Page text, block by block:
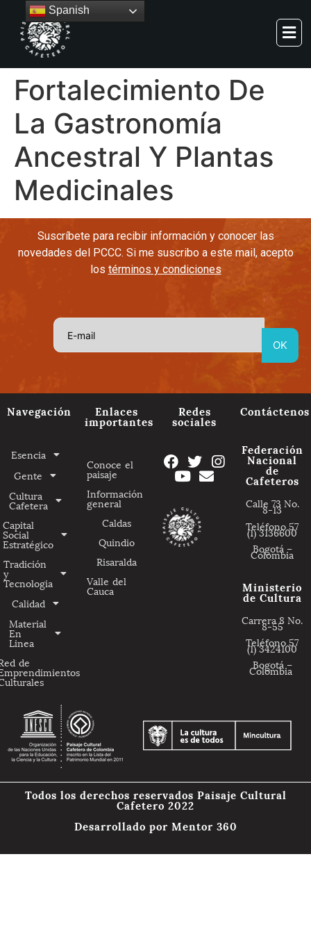
Fortalecimiento De
La Gastronomía
Ancestral Y Plantas
Medicinales
Suscríbete para recibir información y conocer las
novedades del PCCC. Si me suscribo a este mail, acepto
los términos y condiciones
Navegación
Esencia
Gente
Cultura
Cafetera
Capital
Social
Estratégico
Tradición
y
Tecnologia
Calidad
Material
En
Linea
de
Enlaces
importantes
Conoce el
paisaje
Información
general
Caldas
Quindio
Risaralda
Valle del
Cauca
Redes
sociales
Contáctenos
Federación
Nacional
de
Cafeteros
Calle 73 No.
8-13
Teléfono 57
(1) 3136600
Bogotá –
Colombia
Ministerio
de Cultura
Carrera 8 No.
8-55
Teléfono 57
(1) 3424100
Bogotá –
Colombia
Todos los derechos reservados Paisaje Cultural
Cafetero 2022
Desarrollado por Mentor 360
Spanish